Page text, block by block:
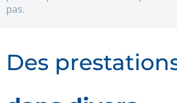
pas.
Des